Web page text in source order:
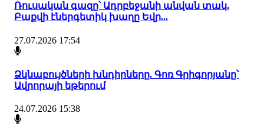
Ռուսական գազը՝ Ադրբեջանի անվան տակ.
Բաքվի էներգետիկ խաղը Եվր...
27.07.2026 17:54
Ձկնաբույծների խնդիրները. Գոռ Գրիգորյանը՝
Ավրորայի եթերում
24.07.2026 15:38